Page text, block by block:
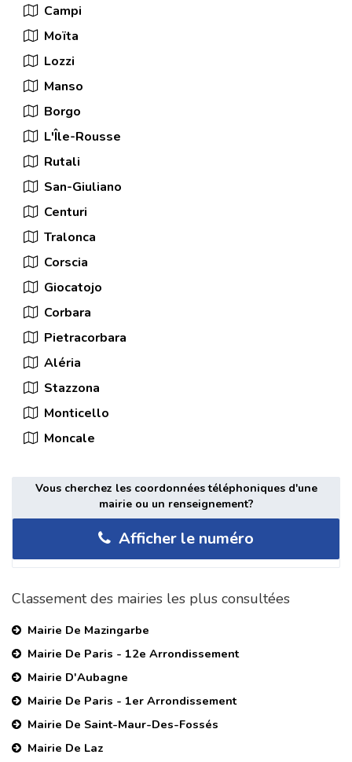
Campi
Moïta
Lozzi
Manso
Borgo
L'Île-Rousse
Rutali
San-Giuliano
Centuri
Tralonca
Corscia
Giocatojo
Corbara
Pietracorbara
Aléria
Stazzona
Monticello
Moncale
Vous cherchez les coordonnées téléphoniques d'une
mairie ou un renseignement?
Afficher le numéro
Classement des mairies les plus consultées
Mairie De Mazingarbe
Mairie De Paris - 12e Arrondissement
Mairie D'Aubagne
Mairie De Paris - 1er Arrondissement
Mairie De Saint-Maur-Des-Fossés
Mairie De Laz